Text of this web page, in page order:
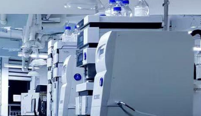
English
中文